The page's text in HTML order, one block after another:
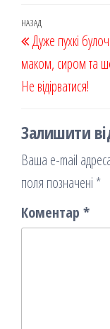
k on
Навігація
записів
Попередній
запис
НАЗАД
Дуже пухкі
маком, сиром та
Не відірватися!
Залишити
Ваша e-mail
поля позначені *
Коментар *